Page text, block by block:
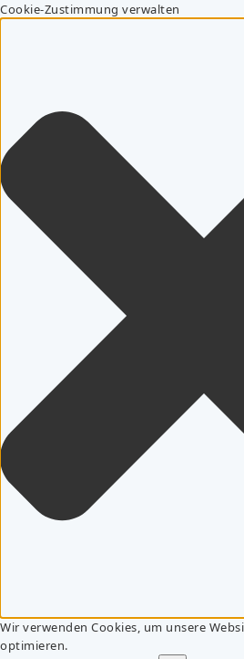
Cookie-Zustimmung verwalten
Wir verwenden Cookies, um unsere
optimieren.